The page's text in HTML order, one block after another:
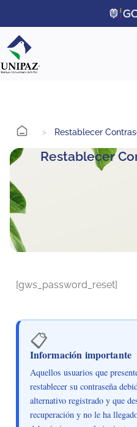
> Restablecer
Restablecer
[gws_password_reset]
📋
Información importante
Aquellos usuarios que
restablecer su contraseña
alternativo registrado y que
recuperación y no le ha